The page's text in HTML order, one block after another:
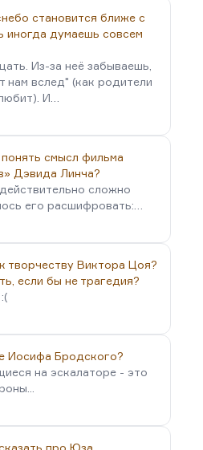
становится ближе с
иногда думаешь совсем
Из-за неё забываешь,
нам вслед" (как родители
И…
смысл фильма
Дэвида Линча?
сложно
его расшифровать:…
творчеству Виктора Цоя?
если бы не трагедия?
Иосифа Бродского?
на эскалаторе - это
про Юза